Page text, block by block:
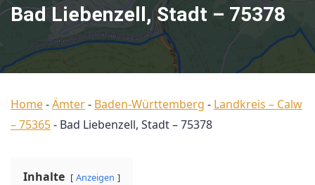
Bad Liebenzell, Stadt – 75378
Home-Ämter- Baden-Württemberg - Landkreis – Calw
– 75365- Bad Liebenzell, Stadt – 75378
Inhalte Anzeigen